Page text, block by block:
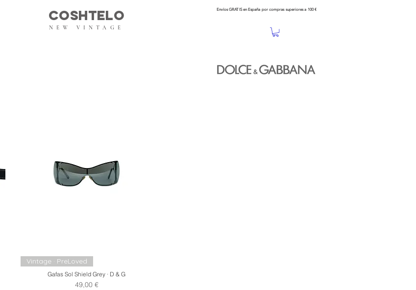
COSHTELO
NEW VINTAGE
Envíos GRATIS en España por compras superiores a 100 €
Vintage · PreLoved
Gafas Sol Shield Grey · D & G
Precio
49,00 €